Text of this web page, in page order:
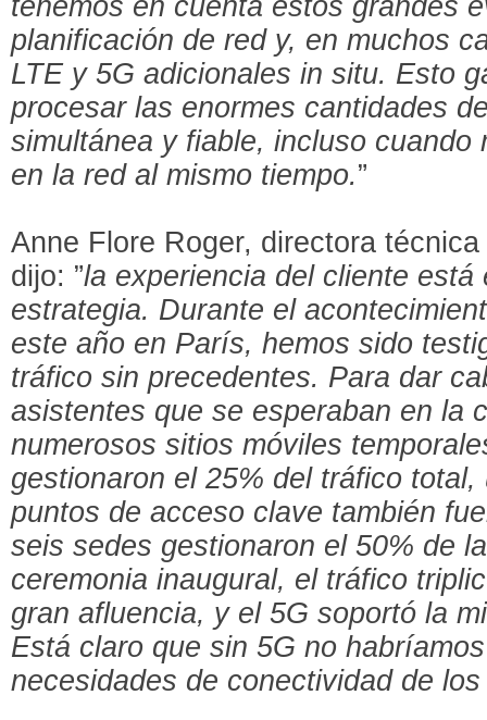
planificación de red y, en muchos
LTE y 5G adicionales in situ. Esto
procesar las enormes cantidades
simultánea y fiable, incluso cuando
en la red al mismo tiempo.”
Anne Flore Roger, directora
dijo: ”la experiencia del cliente
estrategia. Durante el
este año en París, hemos sido
tráfico sin precedentes. Para dar
asistentes que se esperaban en la
numerosos sitios móviles
gestionaron el 25% del tráfico
puntos de acceso clave también
seis sedes gestionaron el 50% de
ceremonia inaugural, el tráfico
gran afluencia, y el 5G soportó la
Está claro que sin 5G no
necesidades de conectividad de